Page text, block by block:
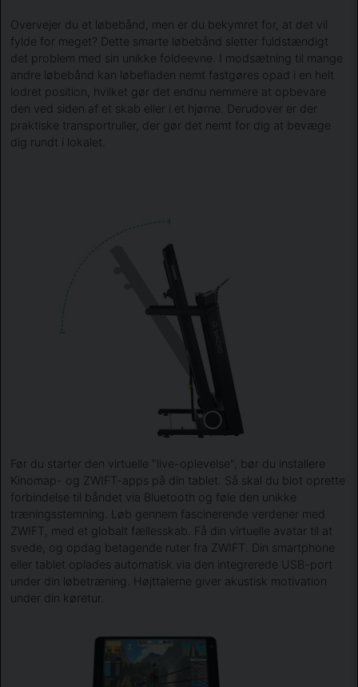
Overvejer du et løbebånd, men er du bekymret for, at det vil
fylde for meget? Dette smarte løbebånd sletter fuldstændigt
det problem med sin unikke foldeevne. I modsætning til mange
andre løbebånd kan løbefladen nemt fastgøres opad i en helt
lodret position, hvilket gør det endnu nemmere at opbevare
den ved siden af ​​et skab eller i et hjørne. Derudover er der
praktiske transportruller, der gør det nemt for dig at bevæge
dig rundt i lokalet.
Før du starter den virtuelle "live-oplevelse", bør du installere
Kinomap- og ZWIFT-apps på din tablet. Så skal du blot oprette
forbindelse til båndet via Bluetooth og føle den unikke
træningsstemning. Løb gennem fascinerende verdener med
ZWIFT, med et globalt fællesskab. Få din virtuelle avatar til at
svede, og opdag betagende ruter fra ZWIFT. Din smartphone
eller tablet oplades automatisk via den integrerede USB-port
under din løbetræning. Højttalerne giver akustisk motivation
under din køretur.